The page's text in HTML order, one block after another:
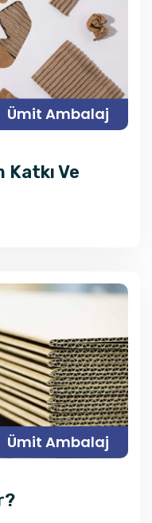
Ümit Ambalaj
Ve
Ümit Ambalaj